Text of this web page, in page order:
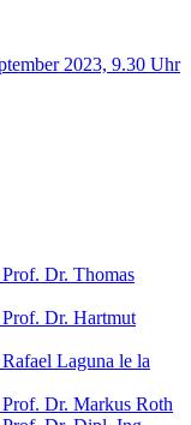
2023, 9.30 Uhr
Dr. Thomas
Dr. Hartmut
Laguna le la
Dr. Markus Roth